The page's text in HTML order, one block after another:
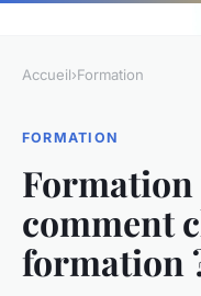
Accueil›Formation
FORMATION
comment
formation